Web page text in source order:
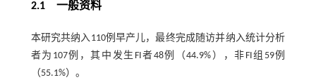
2.1 一般资料
本研究共纳入110例早产儿，最终完成随访并纳入统计分析
者为107例，其中发生FI者48例（44.9%），非FI组59例
（55.1%）。